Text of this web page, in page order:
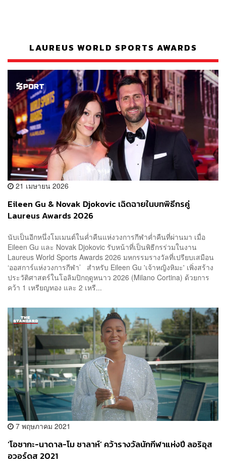
LAUREUS WORLD SPORTS AWARDS
21 เมษายน 2026
Eileen Gu & Novak Djokovic เฉิดฉายในบทพิธีกรคู่
Laureus Awards 2026
นับเป็นอีกหนึ่งโมเมนต์ในค่ำคืนแห่งวงการกีฬาค่ำคืนที่ผ่านมา เมื่อ
Eileen Gu และ Novak Djokovic รับหน้าที่เป็นพิธีกรร่วมในงาน
Laureus World Sports Awards 2026 มหกรรมรางวัลที่เปรียบเสมือน
‘ออสการ์แห่งวงการกีฬา’ สำหรับ Eileen Gu 'เจ้าหญิงหิมะ' เพิ่งสร้าง
ประวัติศาสตร์ในโอลิมปิกฤดูหนาว 2026 (Milano Cortina) ด้วยการ
คว้า 1 เหรียญทอง และ 2 เหรี...
7 พฤษภาคม 2021
‘โอซากะ-นาดาล-โม ซาลาห์’ คว้ารางวัลนักกีฬาแห่งปี ลอริอุส
อวอร์ดส 2021